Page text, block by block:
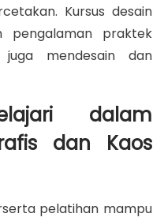
Kursus desain
pengalaman praktek
mendesain dan
dalam
dan Kaos
pelatihan mampu